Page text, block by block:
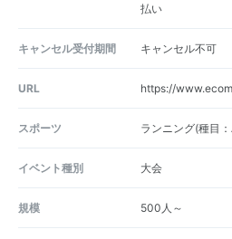
払い
キャンセル受付期間 キャンセル不可
URL https://
スポーツ ランニング(種目
イベント種別 大会
規模 500人～